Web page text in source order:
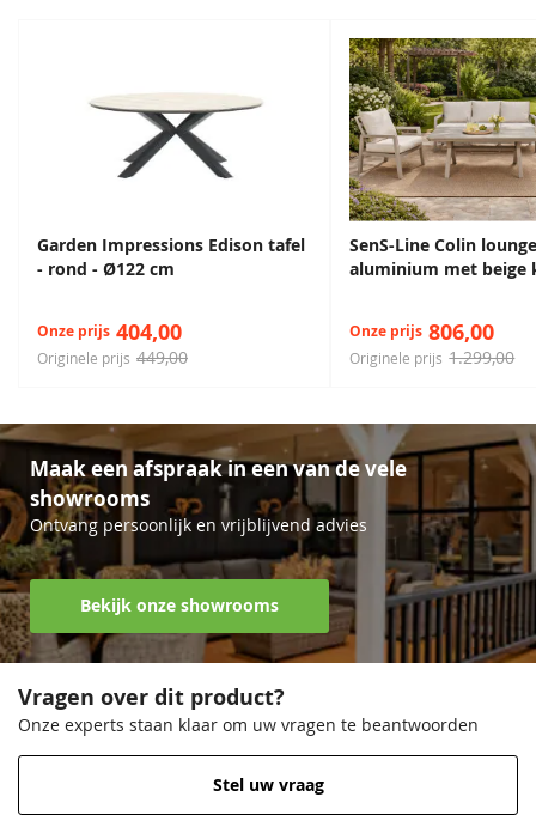
Garden Impressions Edison tafel
- rond - Ø122 cm
Originele prijs 449,00
Onze prijs 404,00
SenS-Line Colin
aluminium met beige
Originele prijs 1.299,00
Onze prijs 806,00
Maak een afspraak in een van de vele
showrooms
Ontvang persoonlijk en vrijblijvend advies
Bekijk onze showrooms
Vragen over dit product?
Onze experts staan klaar om uw vragen te beantwoorden
Stel uw vraag